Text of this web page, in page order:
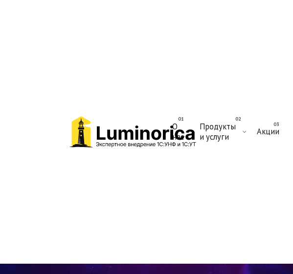
О
нас
Продукты
и услуги
Акции